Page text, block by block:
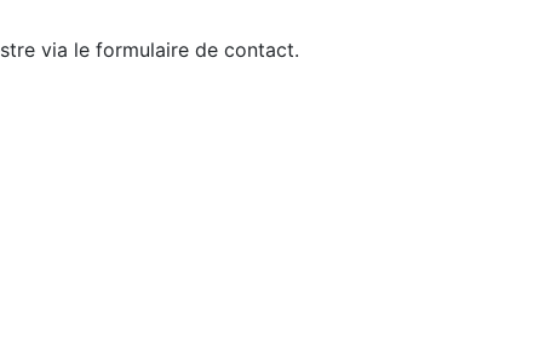
via le formulaire de contact.